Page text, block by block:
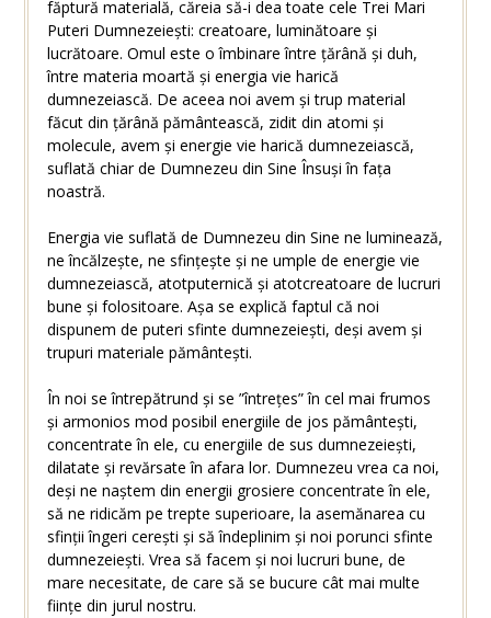
făptură materială, căreia să-i dea toate cele Trei Mari
Puteri Dumnezeiești: creatoare, luminătoare și
lucrătoare. Omul este o îmbinare între țărână și duh,
între materia moartă și energia vie harică
dumnezeiască. De aceea noi avem și trup material
făcut din țărână pământească, zidit din atomi și
molecule, avem și energie vie harică dumnezeiască,
suflată chiar de Dumnezeu din Sine Însuși în fața
noastră.
Energia vie suflată de Dumnezeu din Sine ne luminează,
ne încălzește, ne sfințește și ne umple de energie vie
dumnezeiască, atotputernică și atotcreatoare de lucruri
bune și folositoare. Așa se explică faptul că noi
dispunem de puteri sfinte dumnezeiești, deși avem și
trupuri materiale pământești.
În noi se întrepătrund și se ”întrețes” în cel mai frumos
și armonios mod posibil energiile de jos pământești,
concentrate în ele, cu energiile de sus dumnezeiești,
dilatate și revărsate în afara lor. Dumnezeu vrea ca noi,
deși ne naștem din energii grosiere concentrate în ele,
să ne ridicăm pe trepte superioare, la asemănarea cu
sfinții îngeri cerești și să îndeplinim și noi porunci sfinte
dumnezeiești. Vrea să facem și noi lucruri bune, de
mare necesitate, de care să se bucure cât mai multe
ființe din jurul nostru.